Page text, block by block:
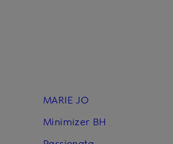
MARIE JO
Minimizer BH